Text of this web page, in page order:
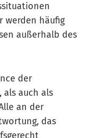
werden häufig
außerhalb des
der
als auch als
an der
das